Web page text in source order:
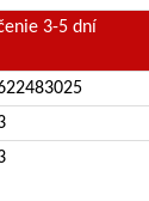
3-5 dní